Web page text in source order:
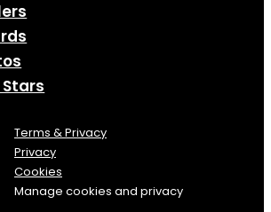
Stars
Terms & Privacy
Privacy
Cookies
Manage cookies and privacy